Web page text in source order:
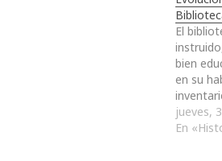
El
bien
en su
jueves,
En